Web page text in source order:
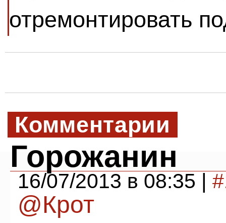
отремонтировать
Комментарии
Горожанин
16/07/2013 в 08:35 |
@Крот